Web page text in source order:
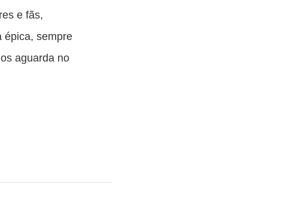
e fãs,
épica, sempre
aguarda no